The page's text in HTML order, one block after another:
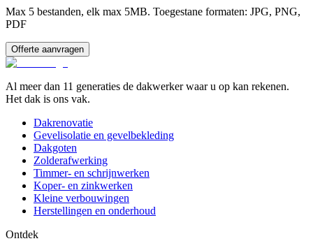
Max 5 bestanden, elk max 5MB. Toegestane formaten: JPG, PNG,
PDF
Offerte aanvragen
Al meer dan 11 generaties de dakwerker waar u op kan rekenen.
Het dak is ons vak.
Dakrenovatie
Gevelisolatie en gevelbekleding
Dakgoten
Zolderafwerking
Timmer- en schrijnwerken
Koper- en zinkwerken
Kleine verbouwingen
Herstellingen en onderhoud
Ontdek